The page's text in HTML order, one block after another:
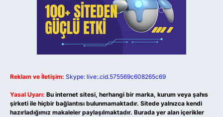
Reklam ve İletişim: Skype: live:.cid.575569c608265c69
Yasal Uyarı: Bu internet sitesi, herhangi bir marka, kurum veya şahıs
şirketi ile hiçbir bağlantısı bulunmamaktadır. Sitede yalnızca kendi
hazırladığımız makaleler paylaşılmaktadır. Burada yer alan içerikler